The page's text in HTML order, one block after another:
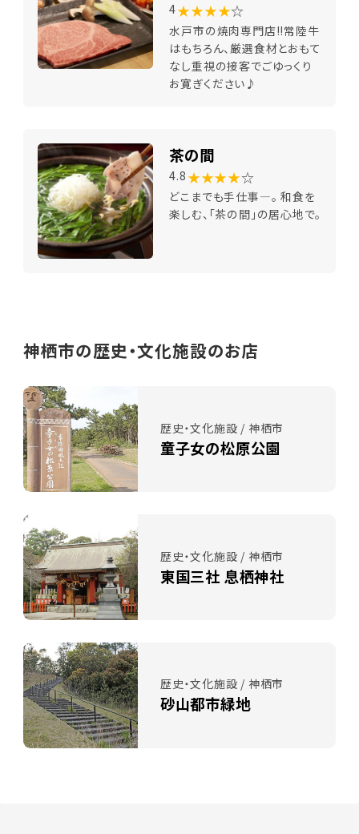
4★★★★☆
水戸市の焼肉専門店!!常陸牛
はもちろん、厳選食材とおもて
なし重視の接客でごゆっくり
お寛ぎください♪
茶の間
4.8 ★★★★☆
どこまでも手仕事―。 和食を
楽しむ、「茶の間」の居心地で。
神栖市の歴史・文化施設のお店
歴史・文化施設 / 神栖市
童子女の松原公園
歴史・文化施設 / 神栖市
東国三社 息栖神社
歴史・文化施設 / 神栖市
砂山都市緑地